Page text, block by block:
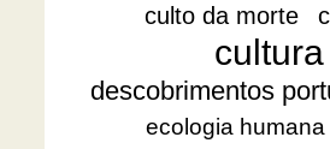
culto da morte
descobrimentos
ecologia humana